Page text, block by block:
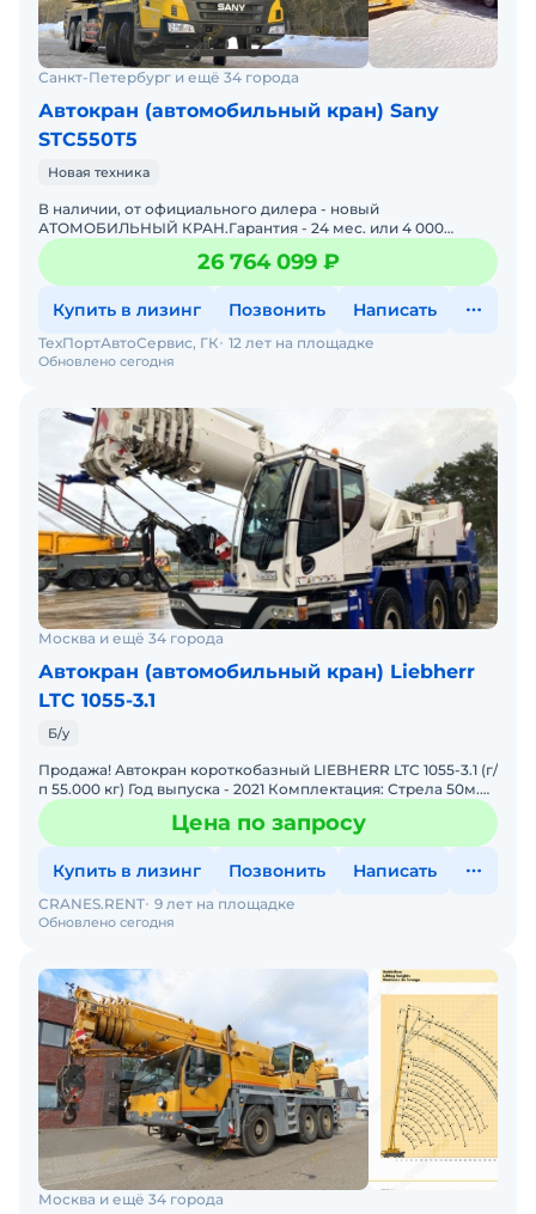
Санкт-Петербург и ещё 34 города
Автокран (автомобильный кран) Sany
STC550T5
Новая техника
В наличии, от официального дилера - новый
АТОМОБИЛЬНЫЙ КРАН.Гарантия - 24 мес. или 4 000
мчМаксимальная грузоподъемность т 55Масса брутто кг
41030 (Евро V) / 41
26 764 099 ₽
Купить в лизинг Позвонить Написать
Обновлено сегодня
ТехПортАвтоСервис, ГК 12 лет на площадке
Москва и ещё 34 города
Автокран (автомобильный кран) Liebherr
LTC 1055-3.1
Б/у
Продажа! Автокран короткобазный LIEBHERR LTC 1055-3.1 (г/
п 55.000 кг) Год выпуска - 2021 Комплектация: Стрела 50м.
Цвет - белый Наработка - 4 000 м/ч. Со
Цена по запросу
Купить в лизинг Позвонить Написать
Обновлено сегодня
CRANES.RENT 9 лет на площадке
Москва и ещё 34 города